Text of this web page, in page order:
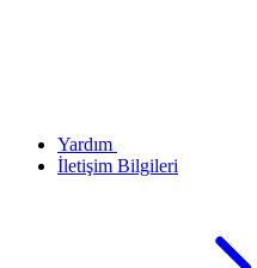
Yardım
İletişim Bilgileri